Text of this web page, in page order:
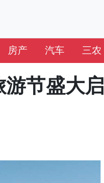
房产 汽车 三农
节盛大启